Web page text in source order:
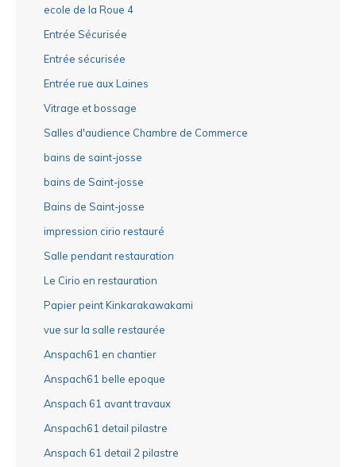
ecole de la Roue 4
Entrée Sécurisée
Entrée sécurisée
Entrée rue aux Laines
Vitrage et bossage
Salles d'audience Chambre de Commerce
bains de saint-josse
bains de Saint-josse
Bains de Saint-josse
impression cirio restauré
Salle pendant restauration
Le Cirio en restauration
Papier peint Kinkarakawakami
vue sur la salle restaurée
Anspach61 en chantier
Anspach61 belle epoque
Anspach 61 avant travaux
Anspach61 detail pilastre
Anspach 61 detail 2 pilastre